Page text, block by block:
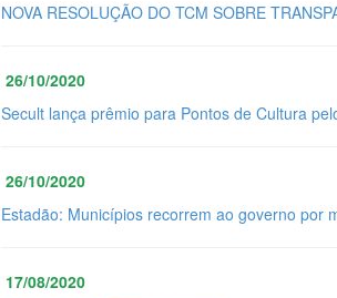
NOVA RESOLUÇÃO DO TCM SOBRE
26/10/2020
Secult lança prêmio para Pontos de Cultura
26/10/2020
Estadão: Municípios recorrem ao governo por
17/08/2020